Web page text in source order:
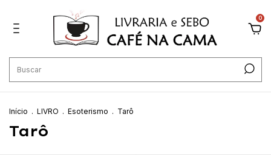
0
Início . LIVRO . Esoterismo . Tarô
Tarô